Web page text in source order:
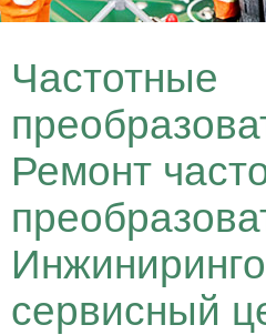
Частотные
Ремонт
сервисный